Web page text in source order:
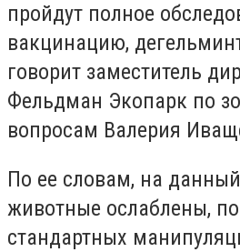
пройдут полное
вакцинацию,
говорит заместитель
Фельдман Экопарк по
вопросам Валерия
По ее словам, на
животные ослаблены,
стандартных